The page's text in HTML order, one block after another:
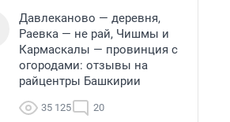
Давлеканово — деревня,
Раевка — не рай, Чишмы и
Кармаскалы — провинция с
огородами: отзывы на
райцентры Башкирии
35 125 20